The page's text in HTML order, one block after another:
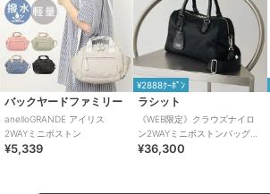
バックヤードファミリー
anelloGRANDE アイリス
2WAYミニボストン
¥5,339
¥2888ｸｰﾎﾟﾝ
ラシット
《WEB限定》クラウズナイロ
ン2WAYミニボストンバッグ
(CE-1720-WEB)
¥36,300